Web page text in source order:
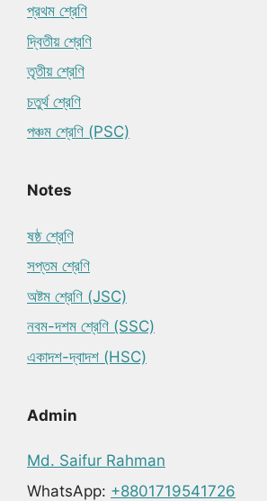
প্রথম শ্রেণি
দ্বিতীয় শ্রেণি
তৃতীয় শ্রেণি
চতুর্থ শ্রেণি
পঞ্চম শ্রেণি (PSC)
Notes
ষষ্ঠ শ্রেণি
সপ্তম শ্রেণি
অষ্টম শ্রেণি (JSC)
নবম-দশম শ্রেণি (SSC)
একাদশ-দ্বাদশ (HSC)
Admin
Md. Saifur Rahman
WhatsApp: +8801719541726